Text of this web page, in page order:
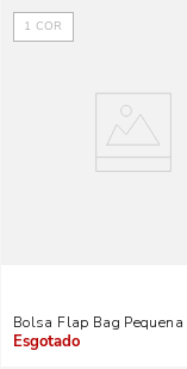
1 COR
Bolsa Flap Bag
Indisponível